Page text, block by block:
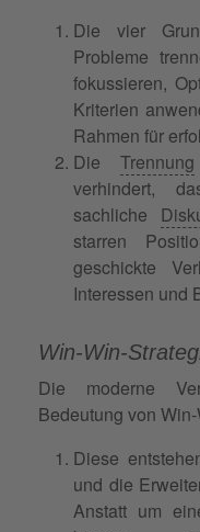
Die vier
Probleme
fokussieren,
Kriterien
Rahmen für
Die Trennung
verhindert,
sachliche
starren
geschickte
Interessen und
Win-Win-
Die moderne
Bedeutung von
Diese
und die
Anstatt um